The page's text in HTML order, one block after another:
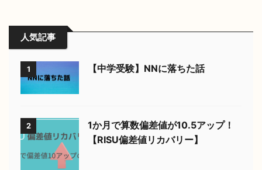
人気記事
1 【中学受験】NNに落ちた話
2
1か月で算数偏差値が10.5アップ！
【RISU偏差値リカバリー】